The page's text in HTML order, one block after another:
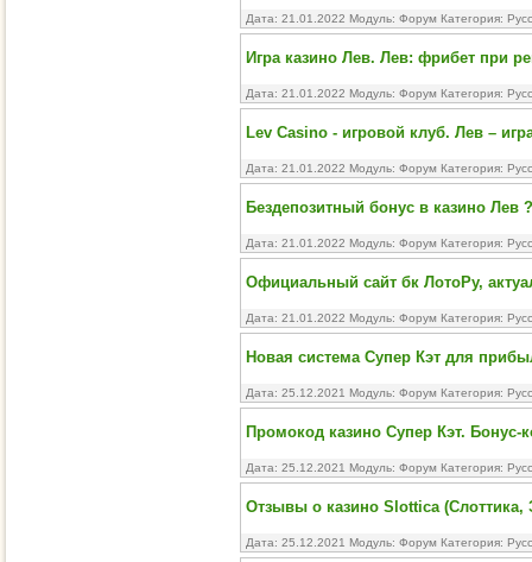
Дата: 21.01.2022 Модуль: Форум Категория:
Игра казино Лев. Лев: фрибет при
Дата: 21.01.2022 Модуль: Форум Категория:
Lev Casino - игровой клуб. Лев –
Дата: 21.01.2022 Модуль: Форум Категория:
Бездепозитный бонус в казино Лев
Дата: 21.01.2022 Модуль: Форум Категория:
Официальный сайт бк ЛотоРу,
Дата: 21.01.2022 Модуль: Форум Категория:
Новая система Супер Кэт для
Дата: 25.12.2021 Модуль: Форум Категория:
Промокод казино Супер Кэт. Бонус-
Дата: 25.12.2021 Модуль: Форум Категория:
Отзывы о казино Slottica
Дата: 25.12.2021 Модуль: Форум Категория: